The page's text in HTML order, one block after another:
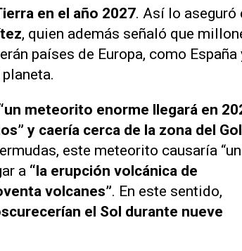
en el año 2027. Así lo aseguró
, quien además señaló que
países de Europa, como España
meteorito enorme llegará en
y caería cerca de la zona del
este meteorito causaría “un
a “la erupción volcánica de
volcanes”. En este sentido,
el Sol durante nueve